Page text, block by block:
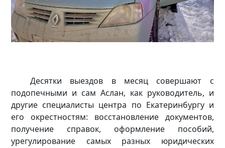
Десятки выездов в месяц совершают с
подопечными и сам Аслан, как руководитель, и
другие специалисты центра по Екатеринбургу и
его окрестностям: восстановление документов,
получение справок, оформление пособий,
урегулирование самых разных юридических